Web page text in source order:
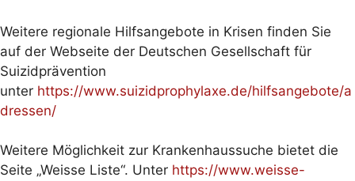
Weitere regionale Hilfsangebote in Krisen finden Sie
auf der Webseite der Deutschen Gesellschaft für
Suizidprävention
unter https://www.suizidprophylaxe.de/hilfsangebote/a
dressen/
Weitere Möglichkeit zur Krankenhaussuche bietet die
Seite „Weisse Liste“. Unter https://www.weisse-